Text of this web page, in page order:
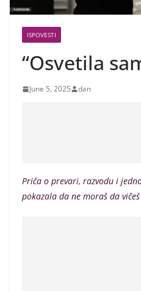
ISPOVESTI
“Osvetila
June 5, 2025 dan
Priča o prevari, razvodu i
pokazala da ne moraš da